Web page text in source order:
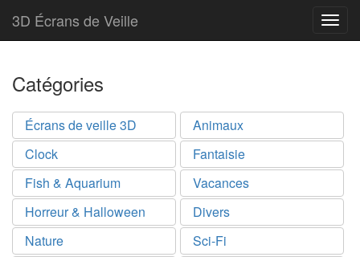
3D Écrans de Veille
Catégories
Écrans de veille 3D
Animaux
Clock
Fantaisie
Fish & Aquarium
Vacances
Horreur & Halloween
Divers
Nature
Sci-Fi